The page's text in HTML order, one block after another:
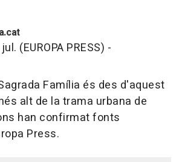
(EUROPA PRESS) -
Família és des d'aquest
alt de la trama urbana de
han confirmat fonts
Press.